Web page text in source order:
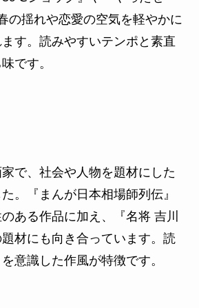
の揺れや恋愛の空気を軽やかに
す。読みやすいテンポと素直
です。
で、社会や人物を題材にした
。『まんが日本相場師列伝』
ある作品に加え、『名将 吉川
材にも向き合っています。読
意識した作風が特徴です。